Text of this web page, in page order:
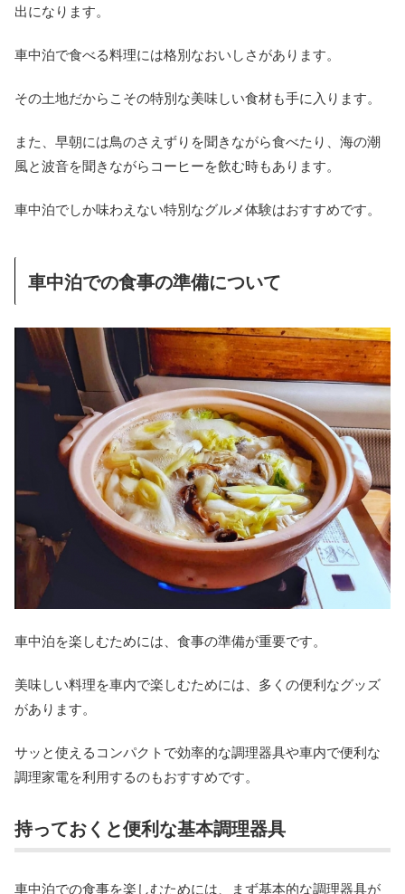
出になります。
車中泊で食べる料理には格別なおいしさがあります。
その土地だからこその特別な美味しい食材も手に入ります。
また、早朝には鳥のさえずりを聞きながら食べたり、海の潮
風と波音を聞きながらコーヒーを飲む時もあります。
車中泊でしか味わえない特別なグルメ体験はおすすめです。
車中泊での食事の準備について
車中泊を楽しむためには、食事の準備が重要です。
美味しい料理を車内で楽しむためには、多くの便利なグッズ
があります。
サッと使えるコンパクトで効率的な調理器具や車内で便利な
調理家電を利用するのもおすすめです。
持っておくと便利な基本調理器具
車中泊での食事を楽しむためには、まず基本的な調理器具が